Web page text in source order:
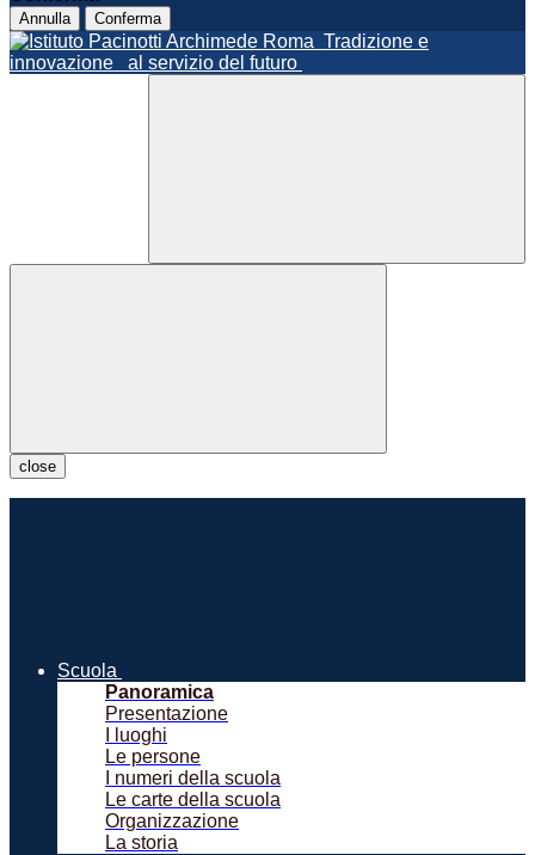
Annulla Conferma
Roma Tradizione e
innovazione
al servizio del futuro
close
Scuola
Panoramica
Presentazione
I luoghi
Le persone
I numeri della scuola
Le carte della scuola
Organizzazione
La storia